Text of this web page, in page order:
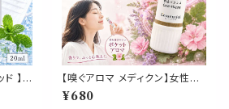
ド 】マ
｜
んや
【嗅ぐアロマ メディクン】女性バ
ランス｜クラリセージ×ゼラニウ
ム ルナ ムーン サイクル やさし
¥680